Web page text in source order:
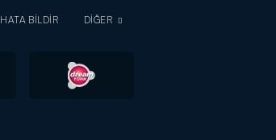
HATA BİLDİR DİĞER